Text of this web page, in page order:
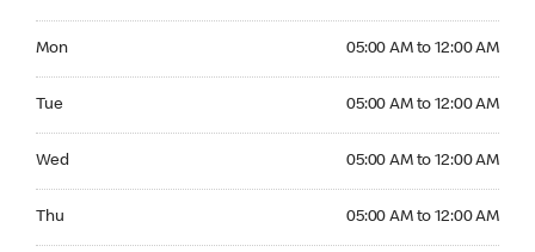
Mon 05:00 AM to 12:00 AM
Tue 05:00 AM to 12:00 AM
Wed 05:00 AM to 12:00 AM
Thu 05:00 AM to 12:00 AM